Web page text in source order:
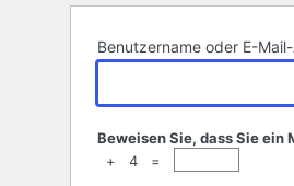
Benutzername oder E-
Beweisen Sie, dass Sie ein
+ 4 =